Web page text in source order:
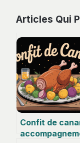
Articles Qui
Confit de